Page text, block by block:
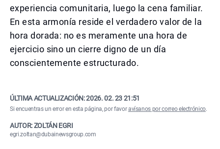
experiencia comunitaria, luego la cena familiar.
En esta armonía reside el verdadero valor de la
hora dorada: no es meramente una hora de
ejercicio sino un cierre digno de un día
conscientemente estructurado.
ÚLTIMA ACTUALIZACIÓN:2026. 02. 23 21:51
Si encuentras un error en esta página, por favoravísanos por correo electrónico.
AUTOR: ZOLTÁN EGRI
egri.zoltan@dubainewsgroup.com